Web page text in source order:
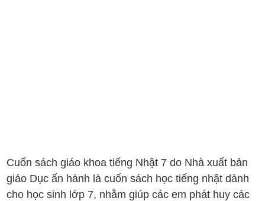
Cuốn sách giáo khoa tiếng Nhật 7 do Nhà xuất bản
giáo Dục ấn hành là cuốn sách học tiếng nhật dành
cho học sinh lớp 7, nhằm giúp các em phát huy các